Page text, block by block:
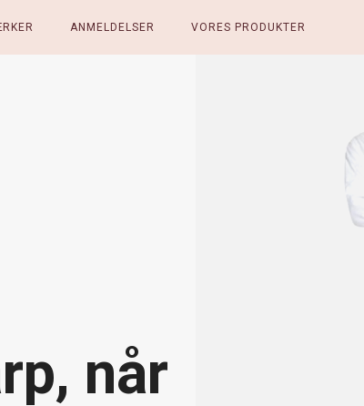
ANMELDELSER VORES PRODUKTER
når